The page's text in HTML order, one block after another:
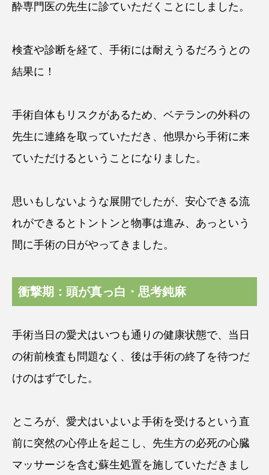
酔専門医の先生に診ていただくことにしました。
検査や診断を経て、手術には耐えうるだろうとの
結果に！
手術自体もリスクがあるため、ベテランの外科の
先生に連絡を取っていただき、他県から手術に来
ていただけるということになりました。
思いもしないような展開でしたが、安心できる流
れができるとトントンと物事は進み、あっという
間に手術の日がやってきました。
衝撃期：頭が真っ白・思考鈍麻
手術当日の愛犬はいつも通りの健康状態で、当日
の術前検査も問題なく、後は手術の終了を待つだ
けのはずでした。
ところが、愛犬はいよいよ手術を受けるという直
前に突然の心停止を起こし、先生方の必死の心臓
マッサージを含む蘇生処置を施していただきまし